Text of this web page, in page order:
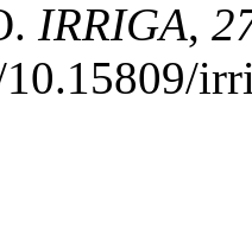
IRRIGA,